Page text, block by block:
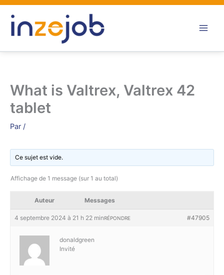
Aller
contenu
What is Valtrex, Valtrex 42
tablet
Par /
Ce sujet est vide.
Affichage de 1 message (sur 1 au total)
Auteur Messages
4 septembre 2024 à 21 h 22 min #47905
RÉPONDRE
donaldgreen
Invité